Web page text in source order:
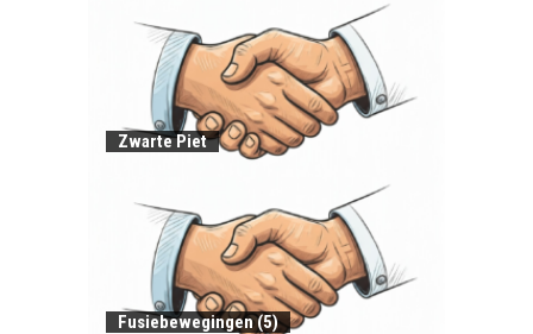
Zwarte Piet
Fusiebewegingen (5)